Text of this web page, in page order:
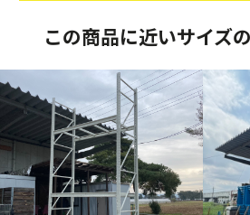
この商品に近いサイズ